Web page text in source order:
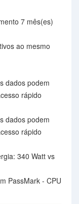
7 mês(es)
ao mesmo
dados podem
rápido
dados podem
rápido
340 Watt vs
PassMark - CPU